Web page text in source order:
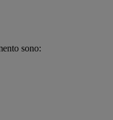
sono: